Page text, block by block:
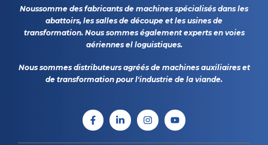
Noussomme des fabricants de machines spécialisés dans les
abattoirs, les salles de découpe et les usines de
transformation. Nous sommes également experts en voies
aériennes el loguistiques.
Nous sommes distributeurs agréés de machines auxiliaires et
de transformation pour l'industrie de la viande.